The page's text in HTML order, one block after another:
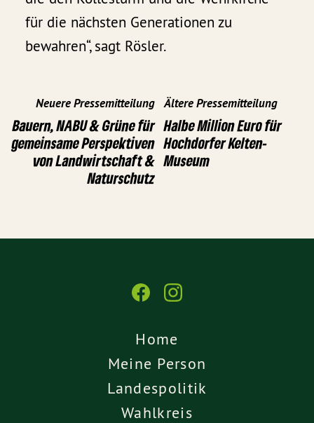
für die nächsten Generationen zu
bewahren“, sagt Rösler.
Neuere Pressemitteilung
Bauern, NABU & Grüne für
gemeinsame Perspektiven
von Landwirtschaft &
Naturschutz
Ältere Pressemitteilung
Halbe Million Euro für
Hochdorfer Kelten-
Museum
Home
Meine Person
Landespolitik
Wahlkreis